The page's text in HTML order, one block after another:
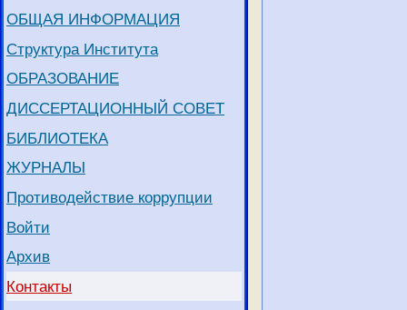
ОБЩАЯ ИНФОРМАЦИЯ
Структура Института
ОБРАЗОВАНИЕ
ДИССЕРТАЦИОННЫЙ СОВЕТ
БИБЛИОТЕКА
ЖУРНАЛЫ
Противодействие коррупции
Войти
Архив
Контакты